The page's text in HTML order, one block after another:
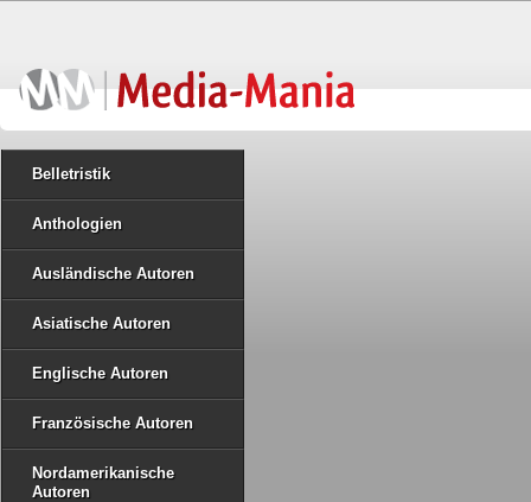
Belletristik
Anthologien
Ausländische Autoren
Asiatische Autoren
Englische Autoren
Französische Autoren
Nordamerikanische
Autoren